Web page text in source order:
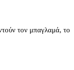
τον μπαγλαμά, το